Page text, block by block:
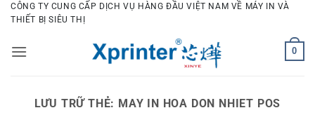
Bỏ
qua
dung
CÔNG TY CUNG CẤP DỊCH VỤ HÀNG ĐẦU VIỆT NAM VỀ MÁY IN VÀ
THIẾT BỊ SIÊU THỊ
0
LƯU TRỮ THẺ: MAY IN HOA DON NHIET POS